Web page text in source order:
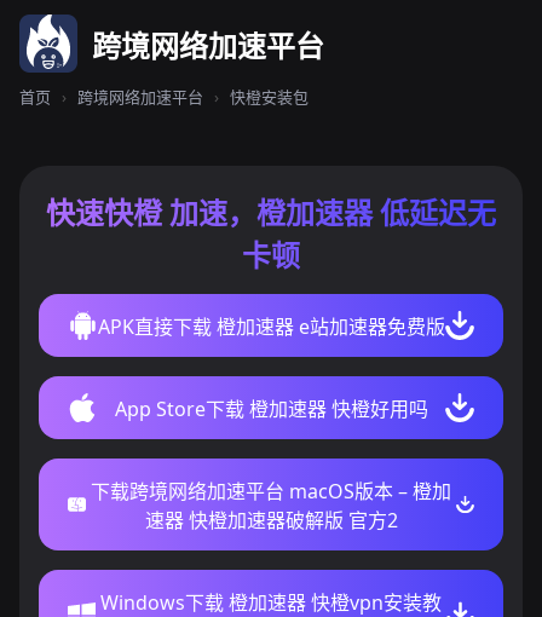
跨境网络加速平台
首页 › 跨境网络加速平台 › 快橙安装包
快速快橙 加速，橙加速器 低延迟无
卡顿
APK直接下载 橙加速器 e站加速器免费版
App Store下载 橙加速器 快橙好用吗
下载跨境网络加速平台 macOS版本 – 橙加
速器 快橙加速器破解版 官方2
Windows下载 橙加速器 快橙vpn安装教